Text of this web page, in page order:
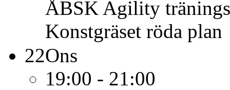
ÅBSK Agility
Konstgräset röda plan
22Ons
19:00 - 21:00